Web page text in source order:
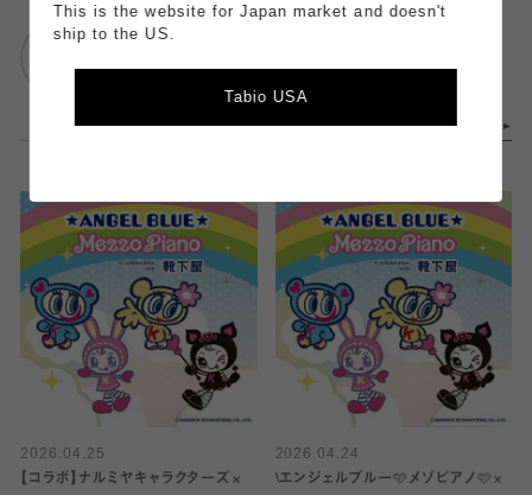
靴下屋
2026.04.25
【コラボ】ナルミヤキャラクターズ×
2026.04.24
\エンジェルブルー🩵メゾピアノ🩷×
This is the website for Japan market and doesn't
ship to the US.
Tabio USA